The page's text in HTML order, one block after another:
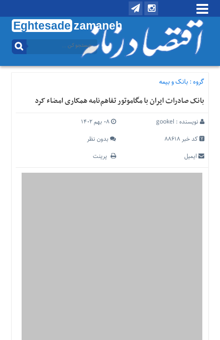
Eghtesade zamaneh
منوی
تماس
درباره
منوی
اصلی
خانه
گروه :بانک و بیمه
بانک صادرات ایران با مگاموتور تفاهم‌نامه همکاری امضاء کرد
نویسنده : gookel
۰۸ بهم ۱۴۰۲
کد خبر 88618
بدون نظر
ایمیل
پرینت